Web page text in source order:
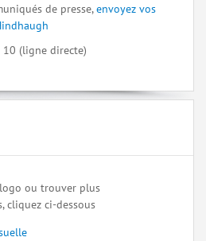
de presse,envoyez vos
(ligne directe)
ou trouver plus
cliquez ci-dessous